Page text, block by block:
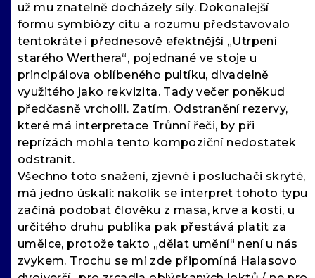
už mu znatelně docházely síly. Dokonalejší
formu symbiózy citu a rozumu představovalo
tentokráte i přednesově efektnější „Utrpení
starého Werthera“, pojednané ve stoje u
principálova oblíbeného pultíku, divadelně
využitého jako rekvizita. Tady večer poněkud
předčasně vrcholil. Zatím. Odstranění rezervy,
které má interpretace Trůnní řeči, by při
reprízách mohla tento kompoziční nedostatek
odstranit.
Všechno toto snažení, zjevné i posluchači skryté,
má jedno úskalí: nakolik se interpret tohoto typu
začíná podobat člověku z masa, krve a kostí, u
určitého druhu publika pak přestává platit za
umělce, protože takto „dělat umění“ není u nás
zvykem. Trochu se mi zde připomíná Halasovo